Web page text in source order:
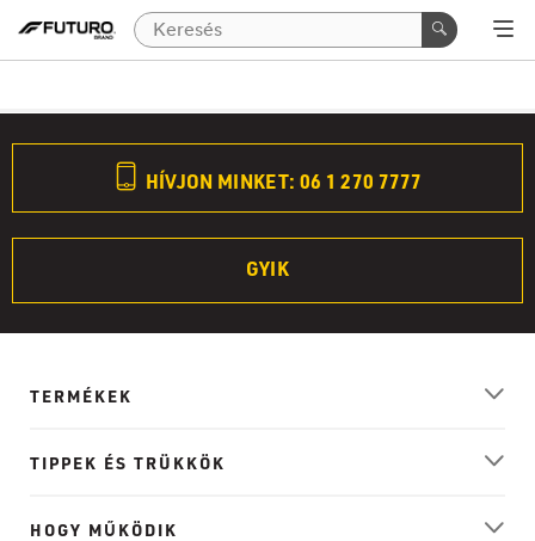
HÍVJON MINKET: 06 1 270 7777
GYIK
TERMÉKEK
TIPPEK ÉS TRÜKKÖK
HOGY MŰKÖDIK